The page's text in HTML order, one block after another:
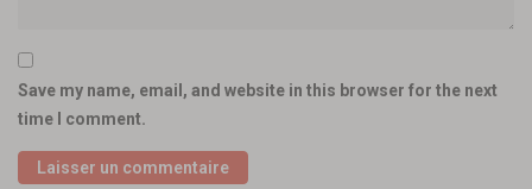
Save my name, email, and website in this browser for the next
time I comment.